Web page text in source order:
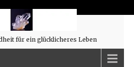
für ein glücklicheres Leben